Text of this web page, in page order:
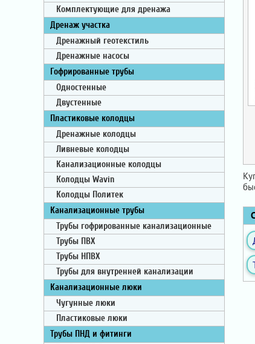
Комплектующие для дренажа
Дренаж участка
Дренажный геотекстиль
Дренажные насосы
Гофрированные трубы
Одностенные
Двустенные
Пластиковые колодцы
Дренажные колодцы
Ливневые колодцы
Канализационные колодцы
Колодцы Wavin
Колодцы Политек
Канализационные трубы
Трубы гофрированные канализационные
Трубы ПВХ
Трубы НПВХ
Трубы для внутренней канализации
Канализационные люки
Чугунные люки
Пластиковые люки
Трубы ПНД и фитинги